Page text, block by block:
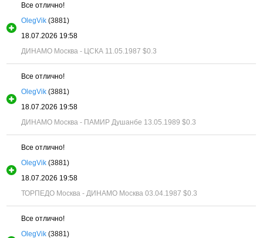
Все отлично!
OlegVik (3881)
18.07.2026 19:58
ДИНАМО Москва - ЦСКА 11.05.1987 $0.3
Все отлично!
OlegVik (3881)
18.07.2026 19:58
ДИНАМО Москва - ПАМИР Душанбе 13.05.1989 $0.3
Все отлично!
OlegVik (3881)
18.07.2026 19:58
ТОРПЕДО Москва - ДИНАМО Москва 03.04.1987 $0.3
Все отлично!
OlegVik (3881)